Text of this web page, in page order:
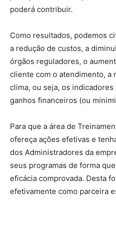
poderá contribuir.
Como resultados, podemos
a redução de custos, a
órgãos reguladores, o
cliente com o atendimento, a
clima, ou seja, os
ganhos financeiros (ou
Para que a área de
ofereça ações efetivas e
dos Administradores da
seus programas de forma
eficácia comprovada. Desta
efetivamente como parceira